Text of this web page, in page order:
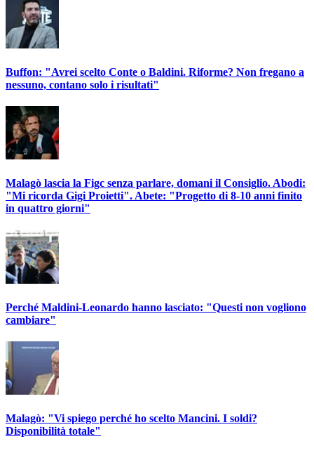
Buffon: "Avrei scelto Conte o Baldini. Riforme? Non fregano a
nessuno, contano solo i risultati"
Malagò lascia la Figc senza parlare, domani il Consiglio. Abodi:
"Mi ricorda Gigi Proietti". Abete: "Progetto di 8-10 anni finito
in quattro giorni"
Perché Maldini-Leonardo hanno lasciato: "Questi non vogliono
cambiare"
Malagò: "Vi spiego perché ho scelto Mancini. I soldi?
Disponibilità totale"